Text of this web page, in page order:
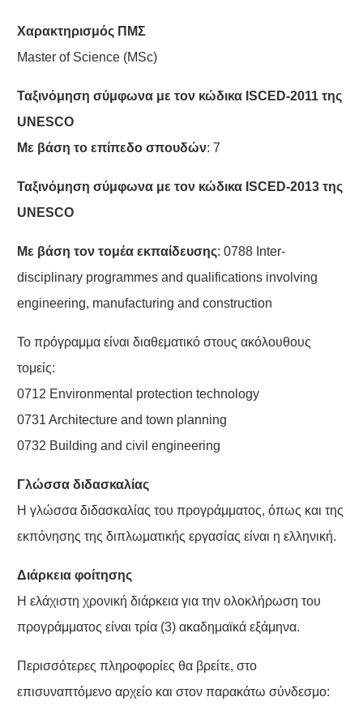
Χαρακτηρισμός ΠΜΣ
Master of Science (MSc)
Ταξινόμηση σύμφωνα με τον κώδικα ISCED-2011 της
UNESCO
Με βάση το επίπεδο σπουδών: 7
Ταξινόμηση σύμφωνα με τον κώδικα ISCED-2013 της
UNESCO
Mε βάση τον τομέα εκπαίδευσης: 0788 Inter-
disciplinary programmes and qualifications involving
engineering, manufacturing and construction
Το πρόγραμμα είναι διαθεματικό στους ακόλουθους
τομείς:
0712 Environmental protection technology
0731 Architecture and town planning
0732 Building and civil engineering
Γλώσσα διδασκαλίας
Η γλώσσα διδασκαλίας του προγράμματος, όπως και της
εκπόνησης της διπλωματικής εργασίας είναι η ελληνική.
Διάρκεια φοίτησης
Η ελάχιστη χρονική διάρκεια για την ολοκλήρωση του
προγράμματος είναι τρία (3) ακαδημαϊκά εξάμηνα.
Περισσότερες πληροφορίες θα βρείτε, στο
επισυναπτόμενο αρχείο και στον παρακάτω σύνδεσμο: